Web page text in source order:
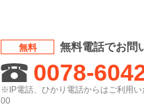
無料 無料電話でお問
0078-
※IP電話、ひかり電話からはご利用い
00